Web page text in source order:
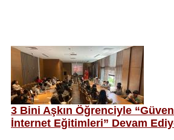
3 Bini Aşkın Öğrenciyle
İnternet Eğitimleri” Devam